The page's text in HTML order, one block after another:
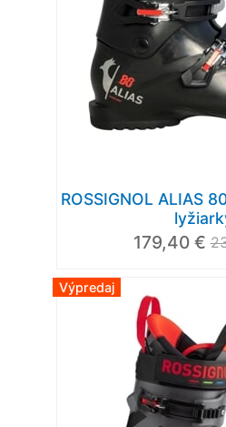
ROSSIGNOL ALIAS
179,40 €
Výpredaj